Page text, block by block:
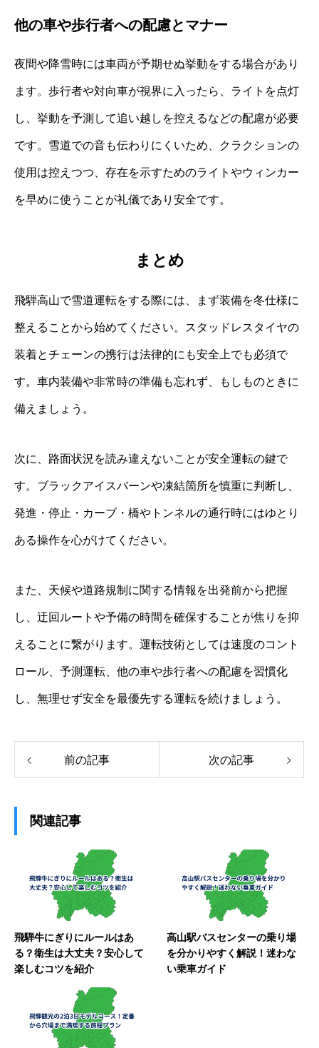
他の車や歩行者への配慮とマナー
夜間や降雪時には車両が予期せぬ挙動をする場合があり
ます。歩行者や対向車が視界に入ったら、ライトを点灯
し、挙動を予測して追い越しを控えるなどの配慮が必要
です。雪道での音も伝わりにくいため、クラクションの
使用は控えつつ、存在を示すためのライトやウィンカー
を早めに使うことが礼儀であり安全です。
まとめ
飛騨高山で雪道運転をする際には、まず装備を冬仕様に
整えることから始めてください。スタッドレスタイヤの
装着とチェーンの携行は法律的にも安全上でも必須で
す。車内装備や非常時の準備も忘れず、もしものときに
備えましょう。
次に、路面状況を読み違えないことが安全運転の鍵で
す。ブラックアイスバーンや凍結箇所を慎重に判断し、
発進・停止・カーブ・橋やトンネルの通行時にはゆとり
ある操作を心がけてください。
また、天候や道路規制に関する情報を出発前から把握
し、迂回ルートや予備の時間を確保することが焦りを抑
えることに繋がります。運転技術としては速度のコント
ロール、予測運転、他の車や歩行者への配慮を習慣化
し、無理せず安全を最優先する運転を続けましょう。
前の記事 次の記事
関連記事
飛騨牛にぎりにルールはあ
る？衛生は大丈夫？安心して
楽しむコツを紹介
高山駅バスセンターの乗り場
を分かりやすく解説！迷わな
い乗車ガイド